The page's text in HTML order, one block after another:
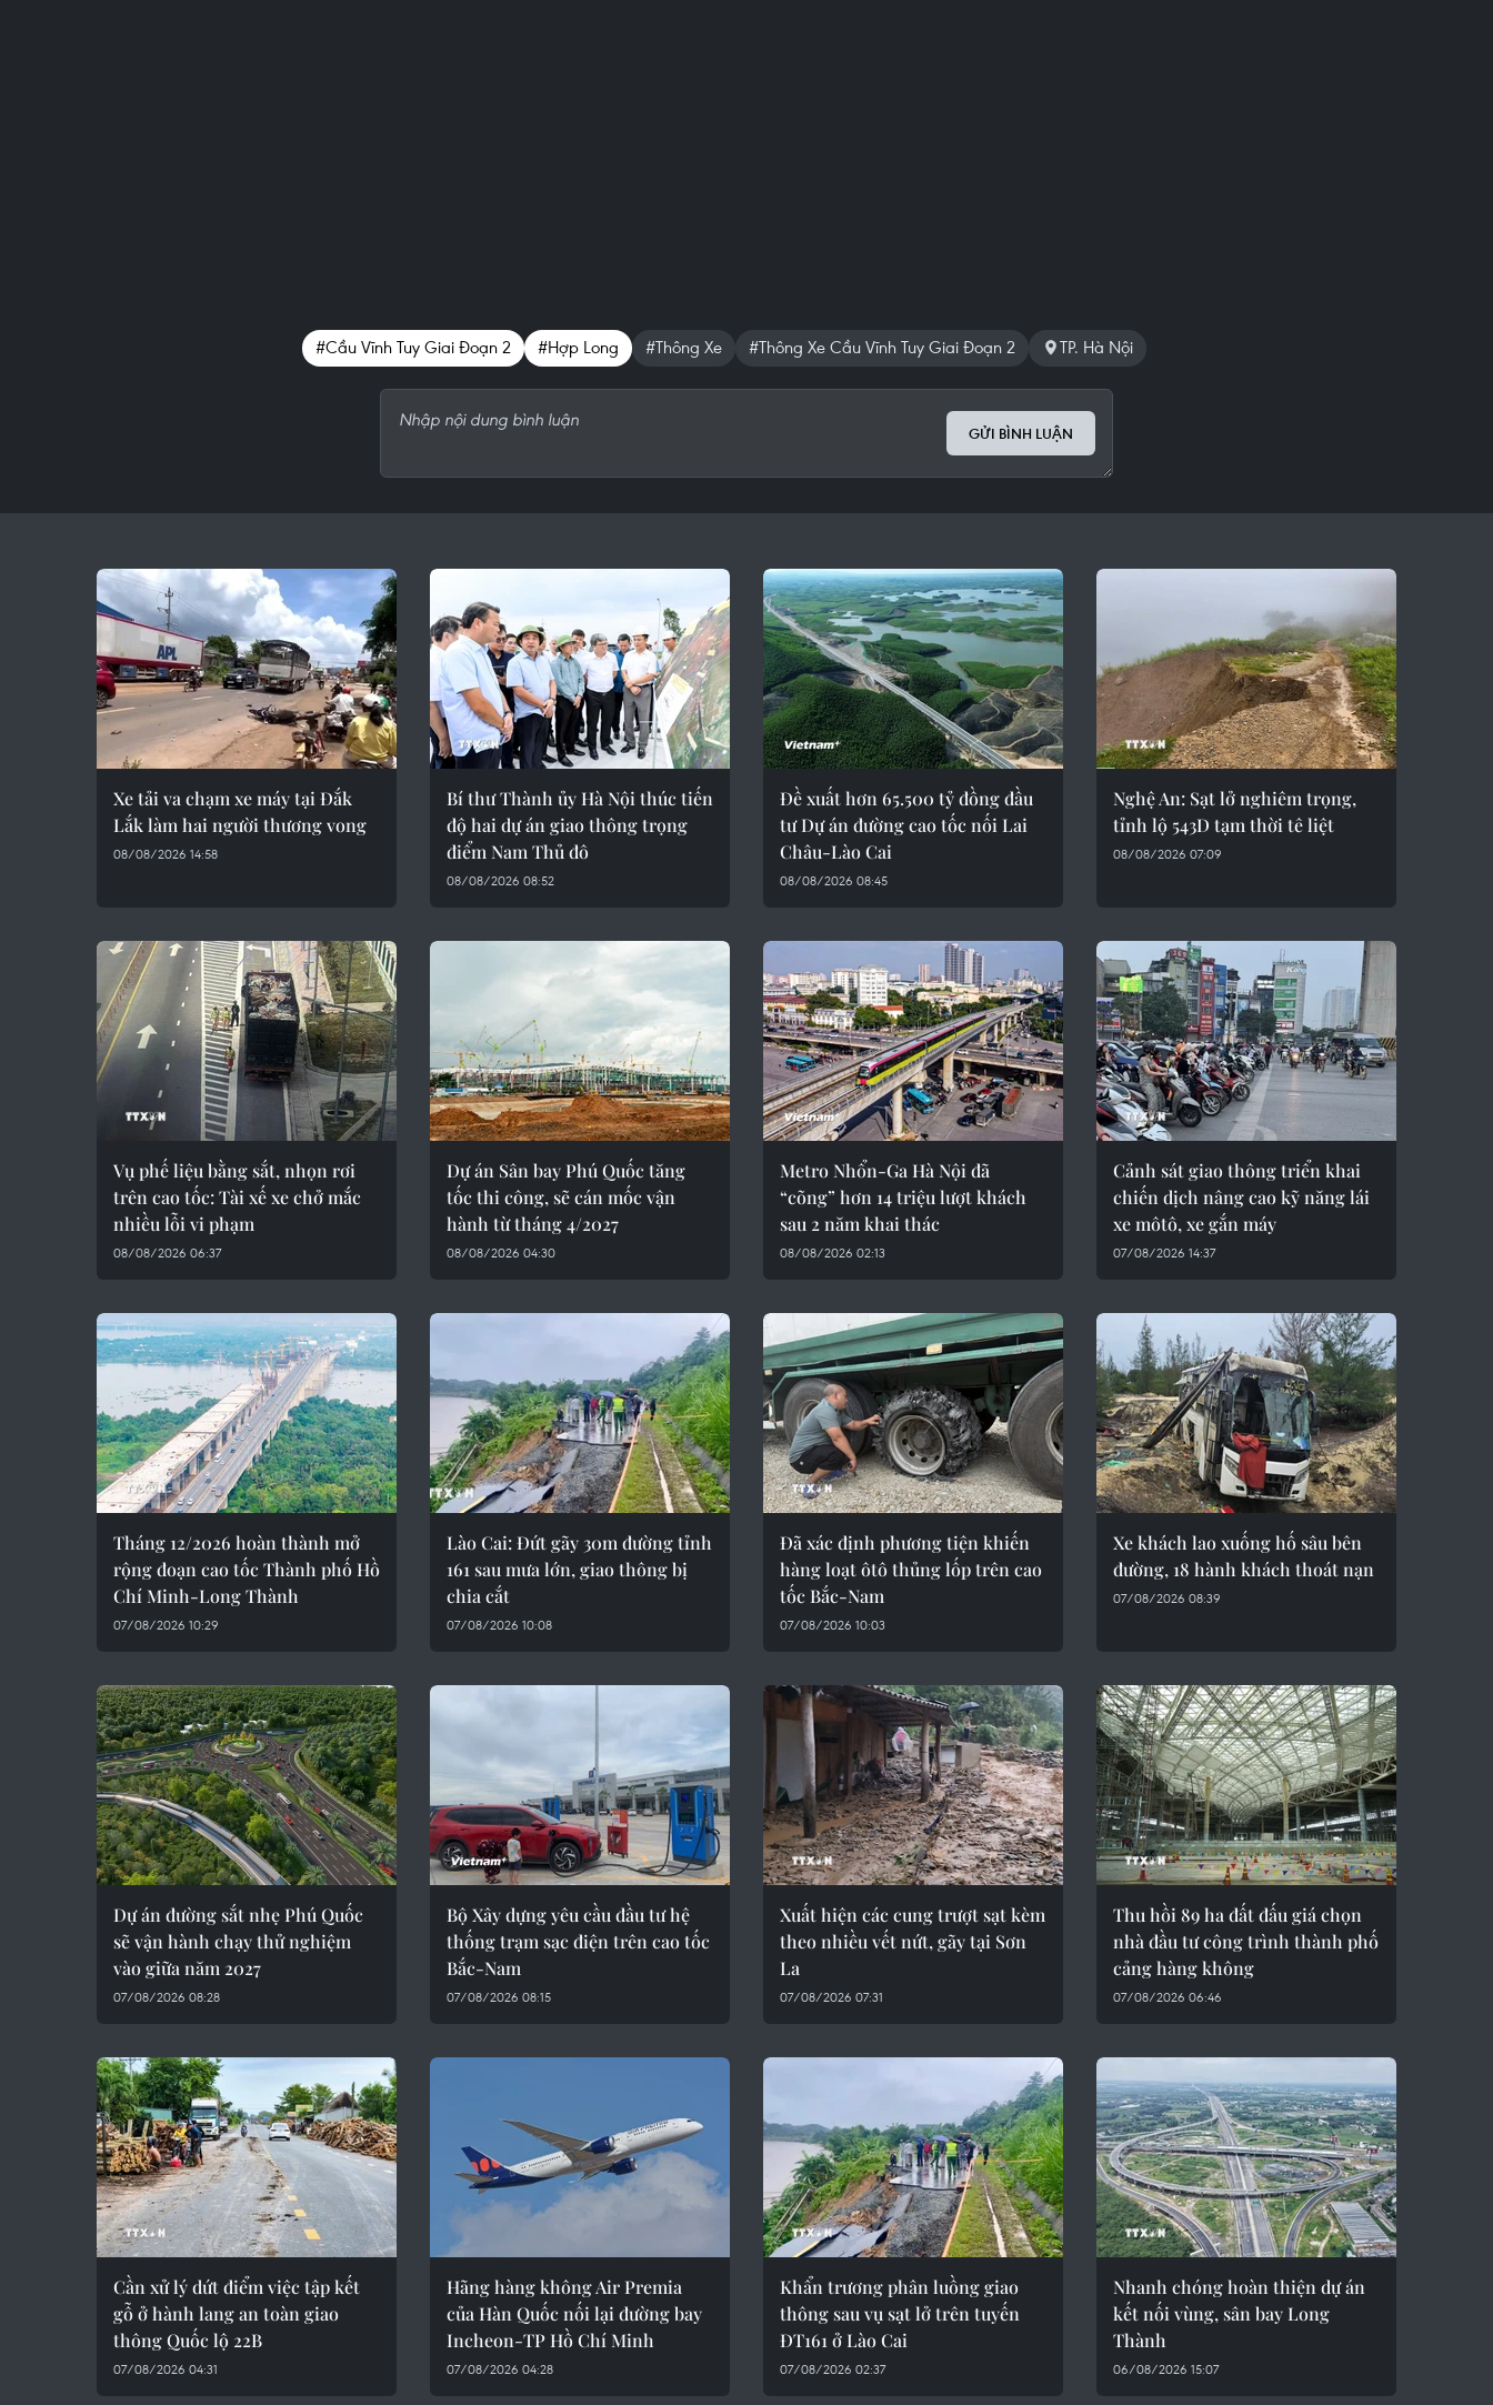
#Cầu Vĩnh Tuy Giai Đoạn 2 #Hợp Long #Thông Xe #Thông Xe Cầu Vĩnh Tuy Giai Đoạn 2 TP. Hà Nội
GỬI BÌNH LUẬN
Xe tải va chạm xe máy tại Đắk
Lắk làm hai người thương vong
08/08/2026 14:58
Bí thư Thành ủy Hà Nội thúc tiến
độ hai dự án giao thông trọng
điểm Nam Thủ đô
08/08/2026 08:52
Đề xuất hơn 65.500 tỷ đồng đầu
tư Dự án đường cao tốc nối Lai
Châu-Lào Cai
08/08/2026 08:45
Nghệ An: Sạt lở nghiêm trọng,
tỉnh lộ 543D tạm thời tê liệt
08/08/2026 07:09
Vụ phế liệu bằng sắt, nhọn rơi
trên cao tốc: Tài xế xe chở mắc
nhiều lỗi vi phạm
08/08/2026 06:37
Dự án Sân bay Phú Quốc tăng
tốc thi công, sẽ cán mốc vận
hành từ tháng 4/2027
08/08/2026 04:30
Metro Nhổn-Ga Hà Nội đã
“cõng” hơn 14 triệu lượt khách
sau 2 năm khai thác
08/08/2026 02:13
Cảnh sát giao thông triển khai
chiến dịch nâng cao kỹ năng lái
xe môtô, xe gắn máy
07/08/2026 14:37
Tháng 12/2026 hoàn thành mở
rộng đoạn cao tốc Thành phố Hồ
Chí Minh-Long Thành
07/08/2026 10:29
Lào Cai: Đứt gãy 30m đường tỉnh
161 sau mưa lớn, giao thông bị
chia cắt
07/08/2026 10:08
Đã xác định phương tiện khiến
hàng loạt ôtô thủng lốp trên cao
tốc Bắc-Nam
07/08/2026 10:03
Xe khách lao xuống hố sâu bên
đường, 18 hành khách thoát nạn
07/08/2026 08:39
Dự án đường sắt nhẹ Phú Quốc
sẽ vận hành chạy thử nghiệm
vào giữa năm 2027
07/08/2026 08:28
Bộ Xây dựng yêu cầu đầu tư hệ
thống trạm sạc điện trên cao tốc
Bắc-Nam
07/08/2026 08:15
Xuất hiện các cung trượt sạt kèm
theo nhiều vết nứt, gãy tại Sơn
La
07/08/2026 07:31
Thu hồi 89 ha đất đấu giá chọn
nhà đầu tư công trình thành phố
cảng hàng không
07/08/2026 06:46
Cần xử lý dứt điểm việc tập kết
gỗ ở hành lang an toàn giao
thông Quốc lộ 22B
07/08/2026 04:31
Hãng hàng không Air Premia
của Hàn Quốc nối lại đường bay
Incheon-TP Hồ Chí Minh
07/08/2026 04:28
Khẩn trương phân luồng giao
thông sau vụ sạt lở trên tuyến
ĐT161 ở Lào Cai
07/08/2026 02:37
Nhanh chóng hoàn thiện dự án
kết nối vùng, sân bay Long
Thành
06/08/2026 15:07